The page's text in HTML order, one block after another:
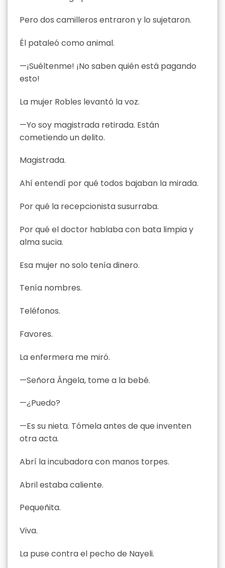
Pero dos camilleros entraron y lo sujetaron.
Él pataleó como animal.
—¡Suéltenme! ¡No saben quién está pagando
esto!
La mujer Robles levantó la voz.
—Yo soy magistrada retirada. Están
cometiendo un delito.
Magistrada.
Ahí entendí por qué todos bajaban la mirada.
Por qué la recepcionista susurraba.
Por qué el doctor hablaba con bata limpia y
alma sucia.
Esa mujer no solo tenía dinero.
Tenía nombres.
Teléfonos.
Favores.
La enfermera me miró.
—Señora Ángela, tome a la bebé.
—¿Puedo?
—Es su nieta. Tómela antes de que inventen
otra acta.
Abrí la incubadora con manos torpes.
Abril estaba caliente.
Pequeñita.
Viva.
La puse contra el pecho de Nayeli.